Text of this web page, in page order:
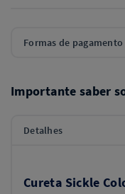
Formas de pagamento
Importante saber
Detalhes
Cureta Sickle